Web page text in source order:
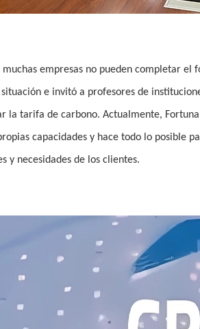
muchas empresas no pueden completar
e invitó a profesores de
la tarifa de carbono. Actualmente,
capacidades y hace todo lo posible
y necesidades de los clientes.